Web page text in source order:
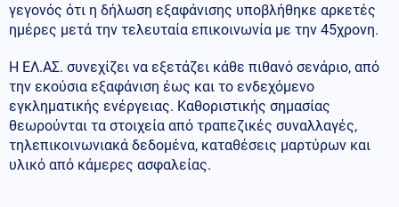
γεγονός ότι η δήλωση εξαφάνισης υποβλήθηκε αρκετές
ημέρες μετά την τελευταία επικοινωνία με την 45χρονη.
Η ΕΛ.ΑΣ. συνεχίζει να εξετάζει κάθε πιθανό σενάριο, από
την εκούσια εξαφάνιση έως και το ενδεχόμενο
εγκληματικής ενέργειας. Καθοριστικής σημασίας
θεωρούνται τα στοιχεία από τραπεζικές συναλλαγές,
τηλεπικοινωνιακά δεδομένα, καταθέσεις μαρτύρων και
υλικό από κάμερες ασφαλείας.